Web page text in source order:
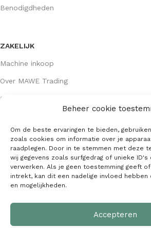
Beheer cookie
Om de beste ervaringen te bieden,
zoals cookies om informatie over je
raadplegen. Door in te stemmen met deze
wij gegevens zoals surfgedrag of unieke
verwerken. Als je geen toestemming geeft
intrekt, kan dit een nadelige invloed
en mogelijkheden.
Accepteren
Benodigdheden
ZAKELIJK
Machine inkoop
Over MAWE Trading
Contact opnemen
GEGEVENS
Algemene voorwaarden
KVK: 64407667
Alle gegevens